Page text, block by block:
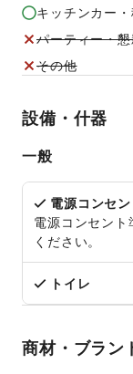
キッチンカー
パーティー・
その他
設備・什器
一般
電源コンセン
電源コンセン
ください。
トイレ
商材・ブラン